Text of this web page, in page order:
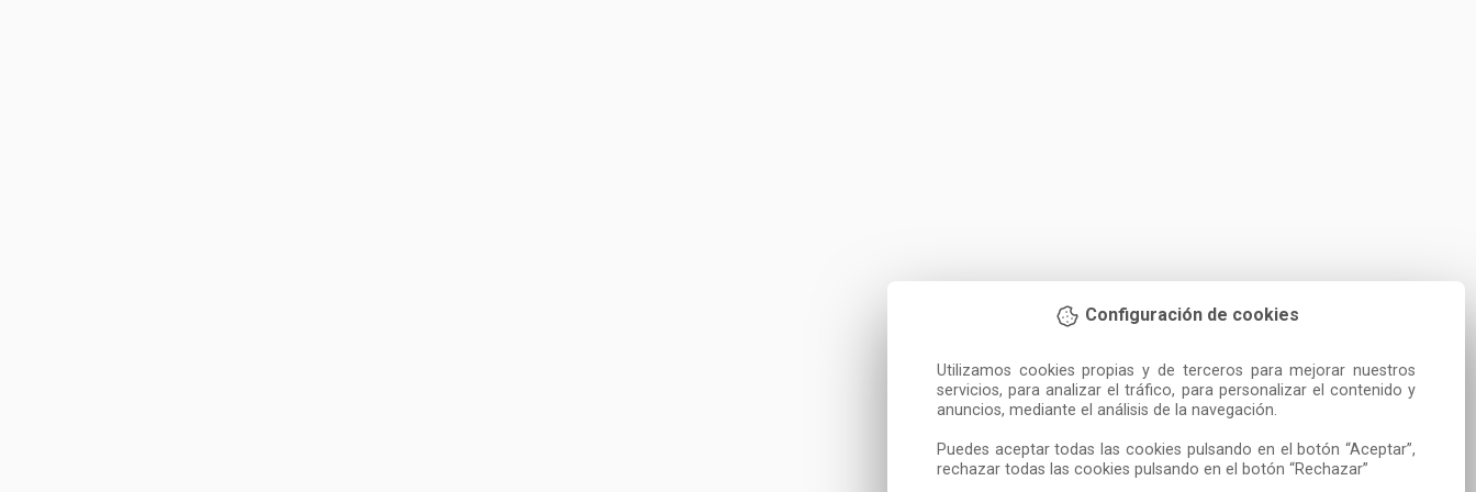
Configuración de cookies
Utilizamos cookies propias y de terceros para mejorar nuestros
servicios, para analizar el tráfico, para personalizar el contenido y
anuncios, mediante el análisis de la navegación.
Puedes aceptar todas las cookies pulsando en el botón “Aceptar”,
rechazar todas las cookies pulsando en el botón “Rechazar”